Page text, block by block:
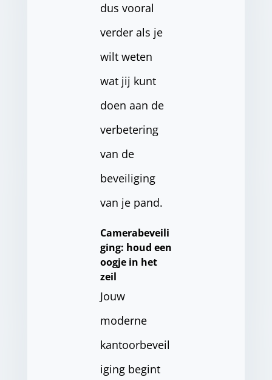
dus vooral
verder als je
wilt weten
wat jij kunt
doen aan de
verbetering
van de
beveiliging
van je pand.
Camerabeveili
ging: houd een
oogje in het
zeil
Jouw
moderne
kantoorbeveil
iging begint